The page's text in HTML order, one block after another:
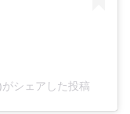
シェアした投稿